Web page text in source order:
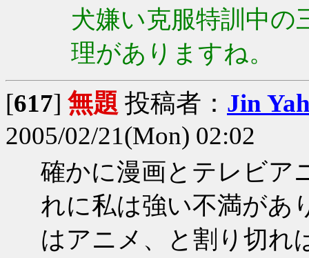
犬嫌い克服特訓中の
理がありますね。
[617] 無題 投稿者： Jin
2005/02/21(Mon) 02:02
確かに漫画とテレビア
れに私は強い不満があ
はアニメ、と割り切れ